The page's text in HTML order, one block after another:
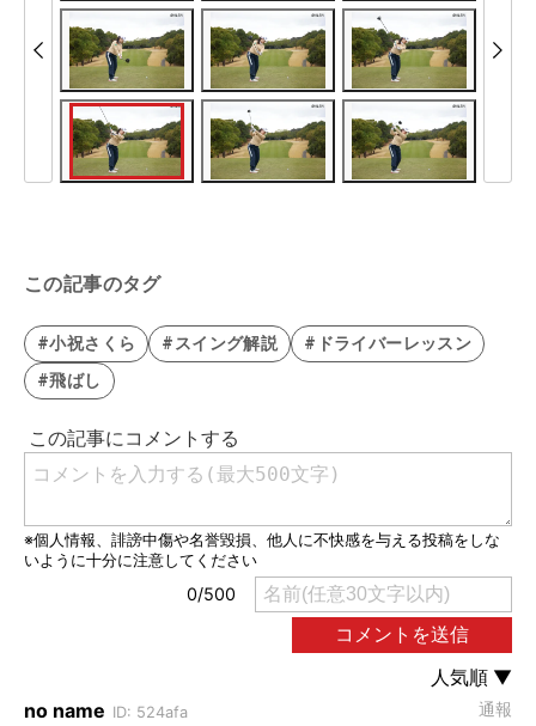
この記事のタグ
#小祝さくら #スイング解説
#ドライバーレッスン
#飛ばし